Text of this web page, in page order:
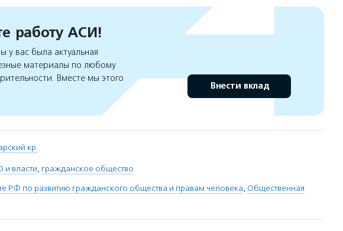
работу АСИ!
вас была актуальная
материалы по любому
Вместе мы этого
Внести вклад
кр.
и власти, гражданское общество
РФ по развитию гражданского общества и правам человека, Общественная